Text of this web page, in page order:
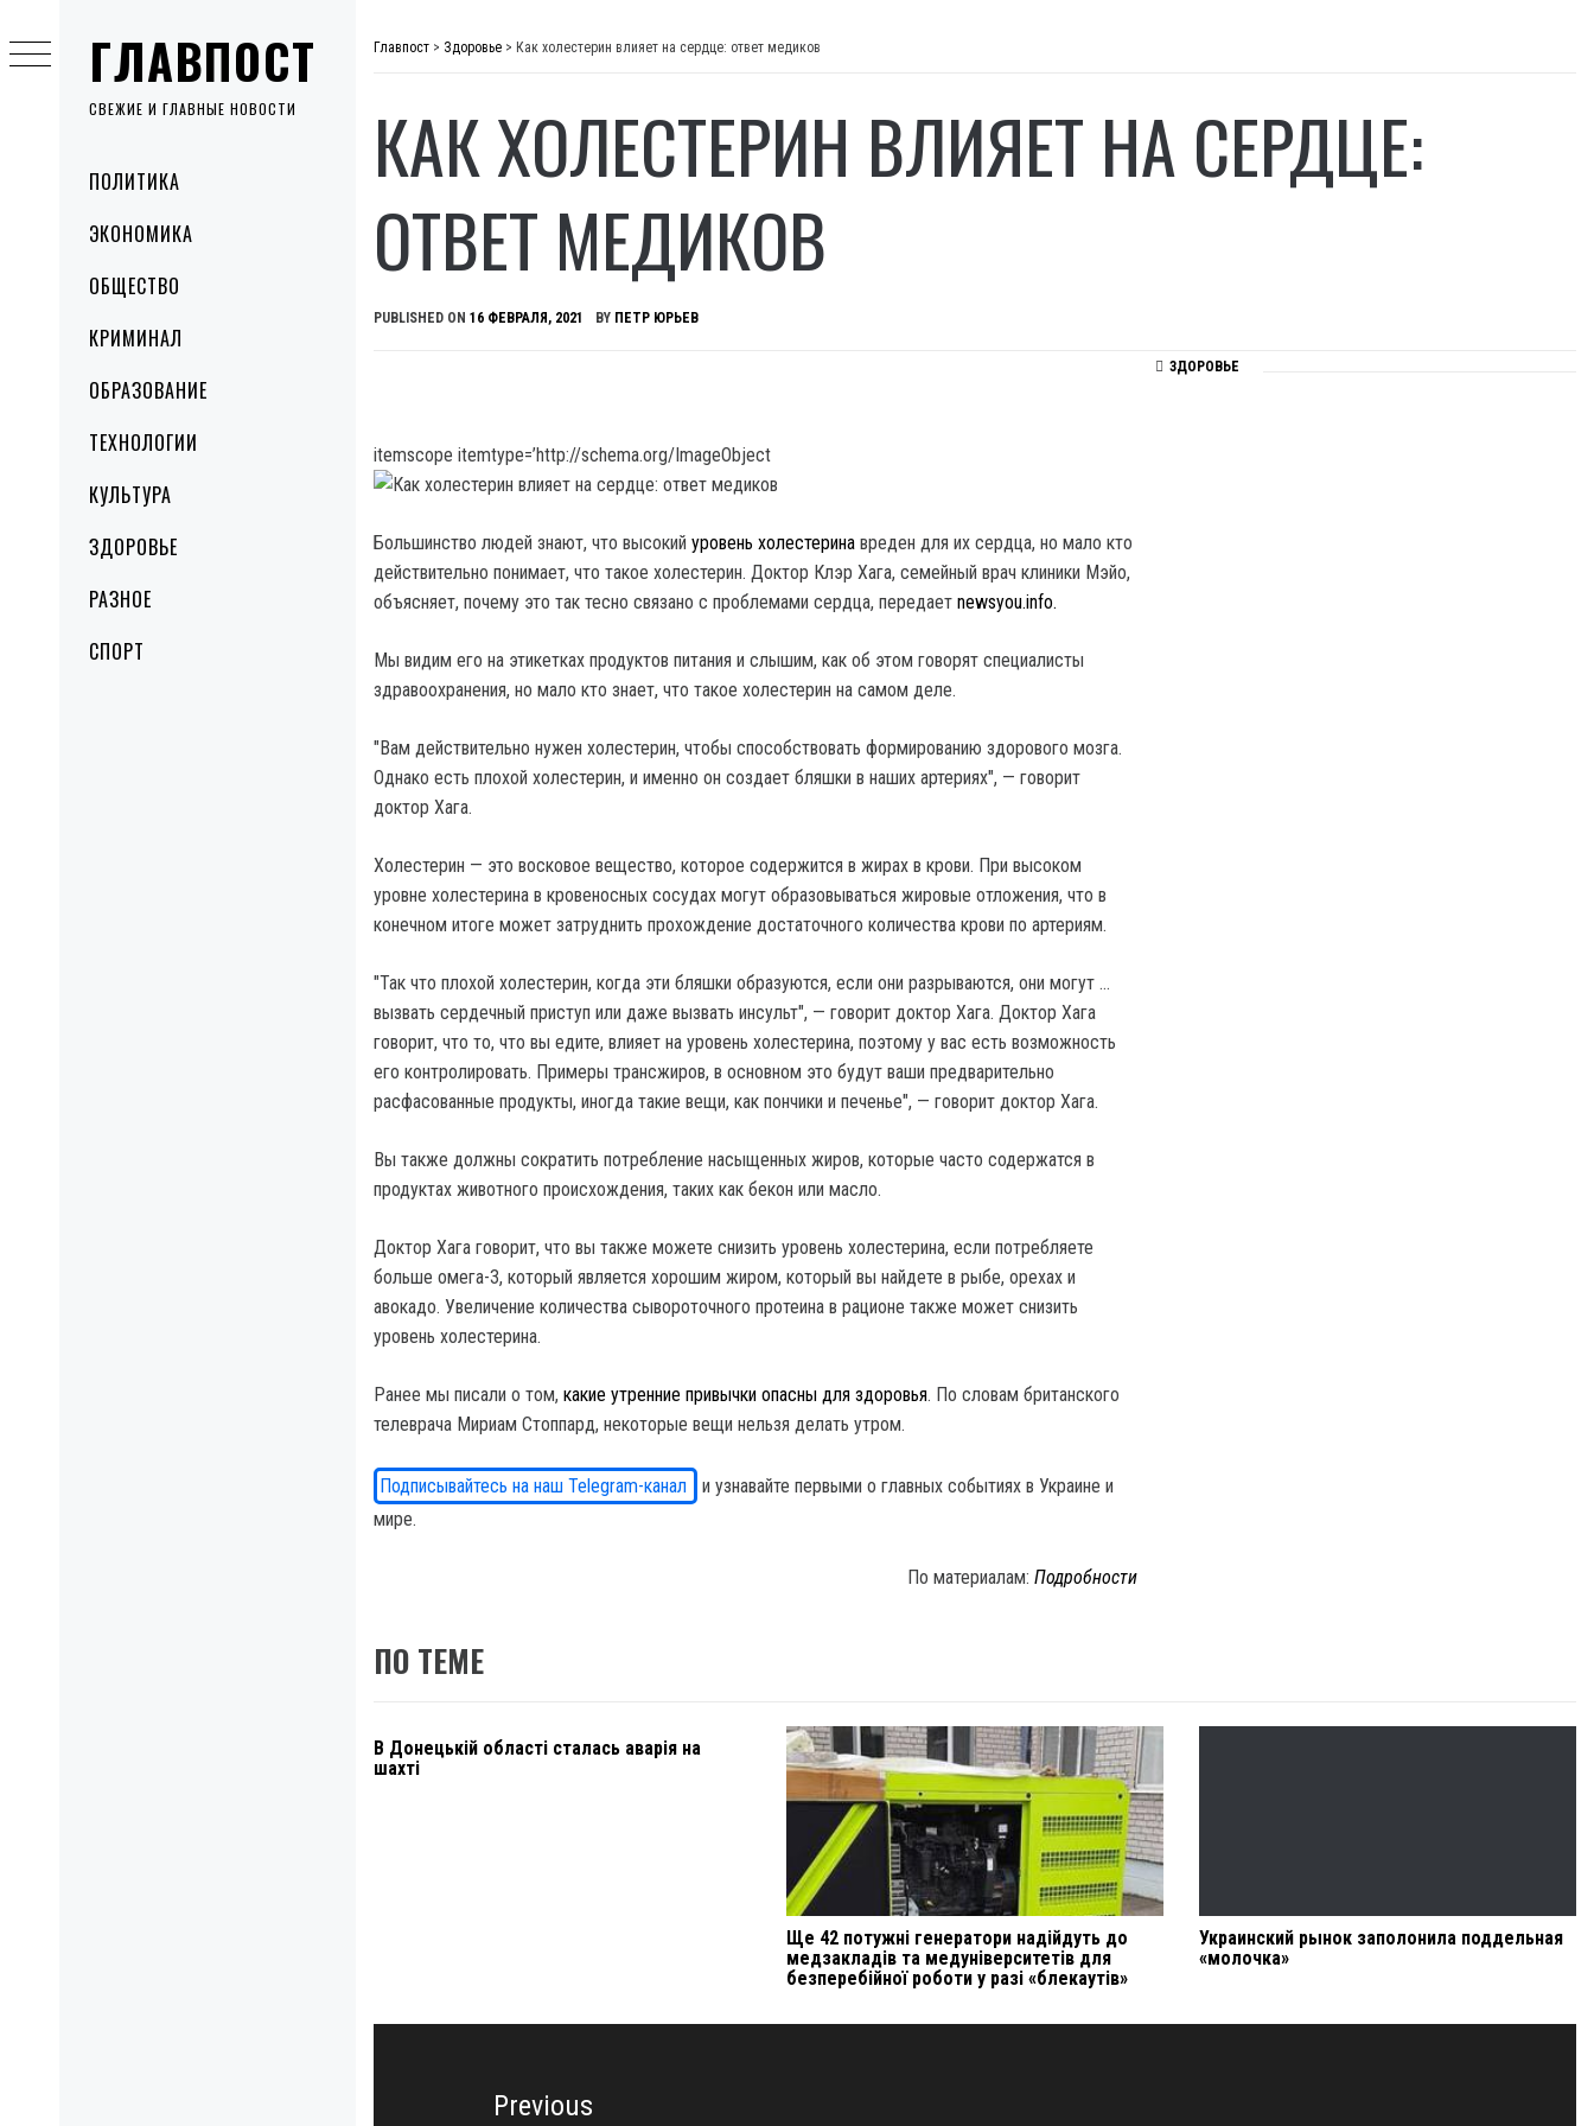
ГЛАВПОСТ
СВЕЖИЕ И ГЛАВНЫЕ НОВОСТИ
MenuПОЛИТИКА
ЭКОНОМИКА
ОБЩЕСТВО
КРИМИНАЛ
ОБРАЗОВАНИЕ
ТЕХНОЛОГИИ
КУЛЬТУРА
ЗДОРОВЬЕ
РАЗНОЕ
СПОРТ
to
content
Главпост > Здоровье > Как холестерин влияет на сердце: ответ медиков
КАК ХОЛЕСТЕРИН ВЛИЯЕТ НА СЕРДЦЕ:
ОТВЕТ МЕДИКОВ
PUBLISHED ON 16 ФЕВРАЛЯ, 2021 BY ПЕТР ЮРЬЕВ
itemscope itemtype=’http://schema.org/ImageObject
Большинство людей знают, что высокий уровень холестерина вреден для их сердца, но мало кто
действительно понимает, что такое холестерин. Доктор Клэр Хага, семейный врач клиники Мэйо,
объясняет, почему это так тесно связано с проблемами сердца, передает newsyou.info.
Мы видим его на этикетках продуктов питания и слышим, как об этом говорят специалисты
здравоохранения, но мало кто знает, что такое холестерин на самом деле.
"Вам действительно нужен холестерин, чтобы способствовать формированию здорового мозга.
Однако есть плохой холестерин, и именно он создает бляшки в наших артериях", — говорит
доктор Хага.
Холестерин — это восковое вещество, которое содержится в жирах в крови. При высоком
уровне холестерина в кровеносных сосудах могут образовываться жировые отложения, что в
конечном итоге может затруднить прохождение достаточного количества крови по артериям.
"Так что плохой холестерин, когда эти бляшки образуются, если они разрываются, они могут …
вызвать сердечный приступ или даже вызвать инсульт", — говорит доктор Хага. Доктор Хага
говорит, что то, что вы едите, влияет на уровень холестерина, поэтому у вас есть возможность
его контролировать. Примеры трансжиров, в основном это будут ваши предварительно
расфасованные продукты, иногда такие вещи, как пончики и печенье", — говорит доктор Хага.
Вы также должны сократить потребление насыщенных жиров, которые часто содержатся в
продуктах животного происхождения, таких как бекон или масло.
Доктор Хага говорит, что вы также можете снизить уровень холестерина, если потребляете
больше омега-3, который является хорошим жиром, который вы найдете в рыбе, орехах и
авокадо. Увеличение количества сывороточного протеина в рационе также может снизить
уровень холестерина.
Ранее мы писали о том, какие утренние привычки опасны для здоровья. По словам британского
телеврача Мириам Стоппард, некоторые вещи нельзя делать утром.
Подписывайтесь на наш Telegram-канал
и узнавайте первыми о главных событиях в Украине и
мире.
По материалам:Подробности
ЗДОРОВЬЕ
ПО ТЕМЕ
В Донецькій області сталась аварія на
шахті
Ще 42 потужні генератори надійдуть до
медзакладів та медуніверситетів для
безперебійної роботи у разі «блекаутів»
Украинский рынок заполонила поддельная
«молочка»
Навигация
Previous